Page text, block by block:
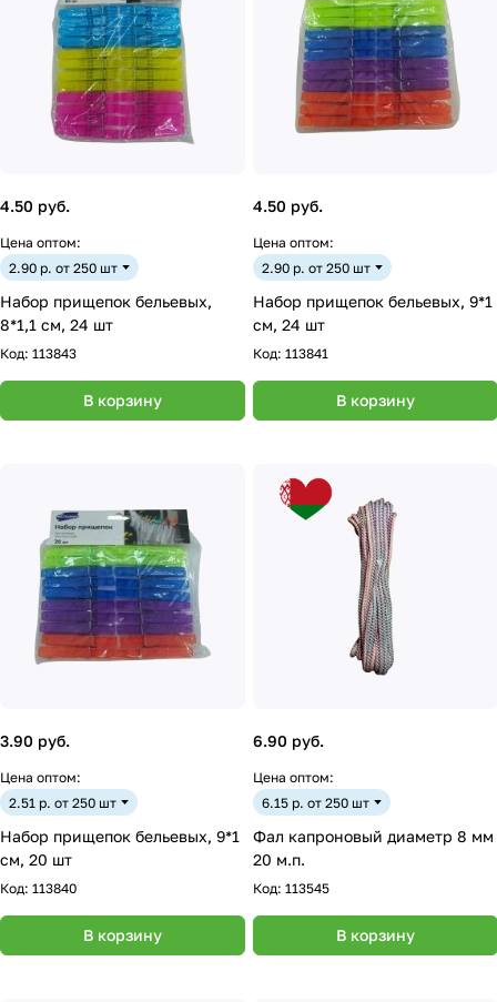
4.50 руб.
Цена оптом:
2.90 р. от 250 шт
Набор прищепок бельевых,
8*1,1 см, 24 шт
Код: 113843
В корзину
4.50 руб.
Цена оптом:
2.90 р. от 250 шт
Набор прищепок бельевых, 9*1
см, 24 шт
Код: 113841
В корзину
3.90 руб.
Цена оптом:
2.51 р. от 250 шт
Набор прищепок бельевых, 9*1
см, 20 шт
Код: 113840
В корзину
6.90 руб.
Цена оптом:
6.15 р. от 250 шт
Фал капроновый диаметр 8 мм
20 м.п.
Код: 113545
В корзину